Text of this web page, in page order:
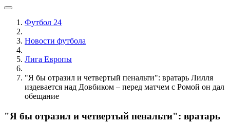
Футбол 24
Новости футбола
Лига Европы
"Я бы отразил и четвертый пенальти": вратарь Лилля
издевается над Довбиком – перед матчем с Ромой он дал
обещание
"Я бы отразил и четвертый пенальти": вратарь